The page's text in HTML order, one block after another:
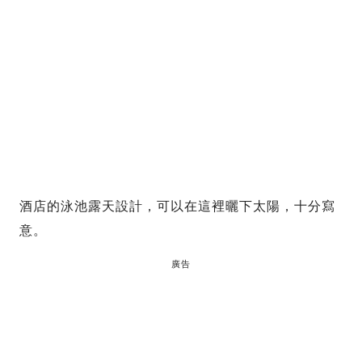
酒店的泳池露天設計，可以在這裡曬下太陽，十分寫
意。
廣告